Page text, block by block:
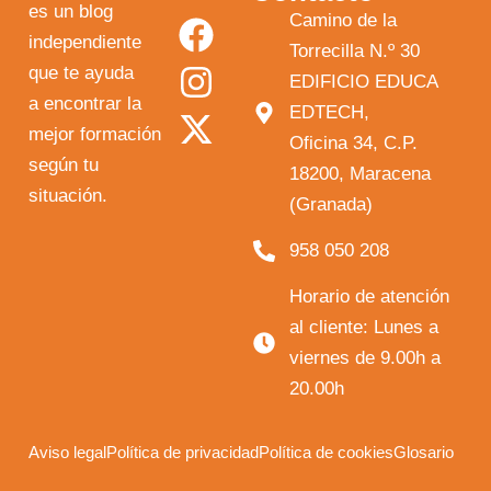
es un blog
independiente
que te ayuda
a encontrar la
mejor formación
según tu
situación.
o
u
t
u
a
c
e
b
n
s
t
a
-
t
w
i
Camino de la
Torrecilla N.º 30
EDIFICIO EDUCA
EDTECH,
Oficina 34, C.P.
18200, Maracena
(Granada)
958 050 208
Horario de atención
al cliente: Lunes a
viernes de 9.00h a
20.00h
Aviso legalPolítica de privacidadPolítica de cookiesGlosario